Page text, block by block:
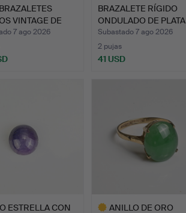
VINTAGE DE
7 ago 2026
BRAZALETE RÍGIDO
ONDULADO DE PLATA
JUNTO C…
Subastado 7 ago 2026
2 pujas
41 USD
ESTRELLA CON
ANILLO DE ORO